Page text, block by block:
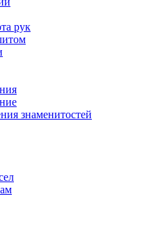
рук
знаменитостей